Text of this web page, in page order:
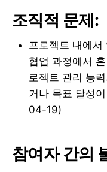
조직적 문제:
프로젝트 내에서
협업 과정에서
로젝트 관리 능
거나 목표 달성
04-19)
참여자 간의